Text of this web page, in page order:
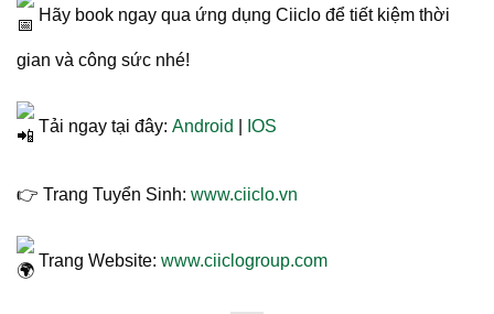
Hãy book ngay qua ứng dụng Ciiclo để tiết kiệm thời
gian và công sức nhé!
Tải ngay tại đây: Android IOS
👉 Trang Tuyển Sinh: www.ciiclo.vn
Trang Website: www.ciiclogroup.com